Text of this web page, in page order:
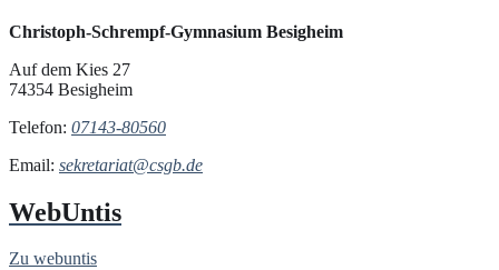
Christoph-Schrempf-Gymnasium Besigheim
Auf dem Kies 27
74354 Besigheim
Telefon: 07143-80560
Email: sekretariat@csgb.de
WebUntis
Zu webuntis